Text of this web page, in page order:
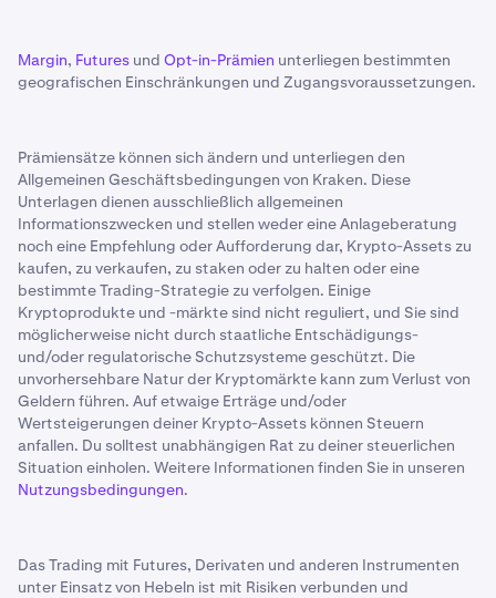
Margin, Futures und Opt-in-Prämien unterliegen bestimmten
geografischen Einschränkungen und Zugangsvoraussetzungen.
Prämiensätze können sich ändern und unterliegen den
Allgemeinen Geschäftsbedingungen von Kraken. Diese
Unterlagen dienen ausschließlich allgemeinen
Informationszwecken und stellen weder eine Anlageberatung
noch eine Empfehlung oder Aufforderung dar, Krypto-Assets zu
kaufen, zu verkaufen, zu staken oder zu halten oder eine
bestimmte Trading-Strategie zu verfolgen. Einige
Kryptoprodukte und -märkte sind nicht reguliert, und Sie sind
möglicherweise nicht durch staatliche Entschädigungs-
und/oder regulatorische Schutzsysteme geschützt. Die
unvorhersehbare Natur der Kryptomärkte kann zum Verlust von
Geldern führen. Auf etwaige Erträge und/oder
Wertsteigerungen deiner Krypto-Assets können Steuern
anfallen. Du solltest unabhängigen Rat zu deiner steuerlichen
Situation einholen. Weitere Informationen finden Sie in unseren
Nutzungsbedingungen.
Das Trading mit Futures, Derivaten und anderen Instrumenten
unter Einsatz von Hebeln ist mit Risiken verbunden und